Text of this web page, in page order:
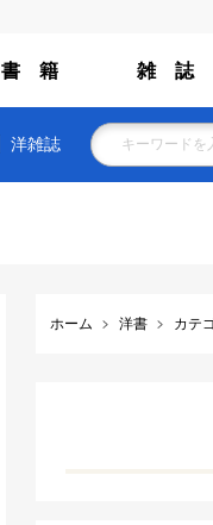
書 籍 雑 誌
洋雑誌
ホーム 洋書 カテ